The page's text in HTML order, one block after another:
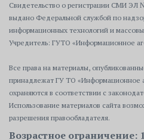
Свидетельство о регистрации СМИ ЭЛ
выдано Федеральной службой по
информационных технологий и
Учредитель: ГУТО «Информационное
Все права на материалы,
принадлежат ГУ ТО «Информационное
охраняются в соответствии с
Использование материалов сайта
разрешения правообладателя.
Возрастное ограничение: